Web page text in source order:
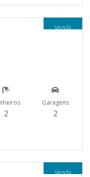
Venda
2
Garagens
2
Venda